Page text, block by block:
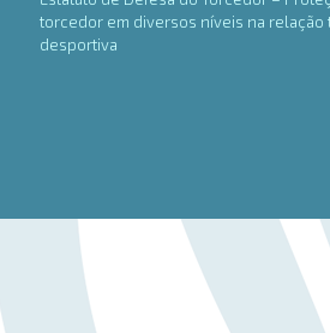
torcedor em diversos níveis na
desportiva